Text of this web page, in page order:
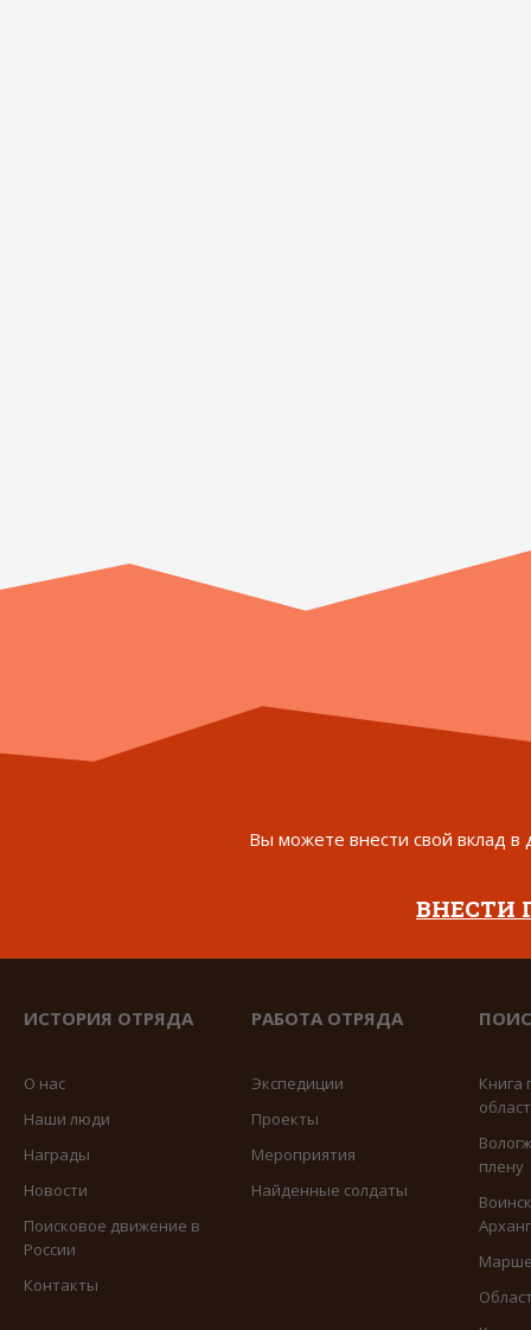
Вы можете внести свой вклад в
ВНЕСТИ
ИСТОРИЯ ОТРЯДА
О нас
Наши люди
Награды
Новости
Поисковое движение в
России
Контакты
РАБОТА ОТРЯДА
Экспедиции
Проекты
Мероприятия
Найденные солдаты
Книга
плену